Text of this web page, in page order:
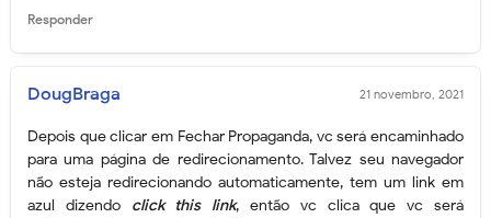
Responder
DougBraga 21 novembro, 2021
Depois que clicar em Fechar Propaganda, vc será encaminhado
para uma página de redirecionamento. Talvez seu navegador
não esteja redirecionando automaticamente, tem um link em
azul dizendo click this link, então vc clica que vc será